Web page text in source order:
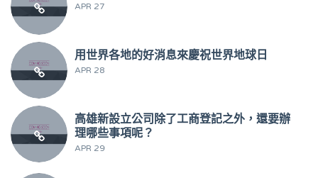
APR 27
用世界各地的好消息來慶祝世界地球日
APR 28
高雄新設立公司除了工商登記之外，還要辦
理哪些事項呢？
APR 29